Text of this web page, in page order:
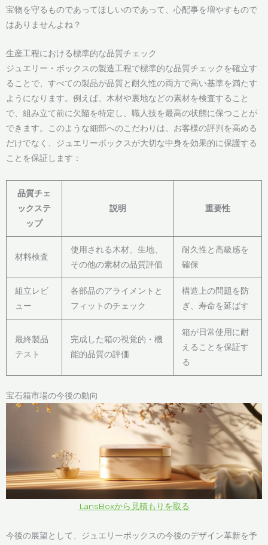
宝物を守るものであってほしいのであって、心配事を増やすもので
はありませんよね？
生産工程における標準的な品質チェック
ジュエリー・ボックスの製造工程で標準的な品質チェックを確立す
ることで、すべての製品が品質と耐久性の両方で高い基準を満たす
ようになります。例えば、木材や裏地などの素材を検査すること
で、組み立て前に欠陥を特定し、職人技を最高の状態に保つことが
できます。このような細部へのこだわりは、お客様の評判を高める
だけでなく、ジュエリーボックスが大切な中身を効果的に保護する
ことを保証します：
品質チェ
ックステ
ップ
説明 重要性
材料検査
使用される木材、生地、
その他の素材の品質評価
耐久性と高級感を
確保
組立レビ
ュー
各部品のアライメントと
フィットのチェック
構造上の問題を防
ぎ、寿命を延ばす
最終製品
テスト
完成した箱の視覚的・機
能的品質の評価
箱が日常使用に耐
えることを保証す
る
宝石箱市場の今後の動向
LansBoxから見積もりを取る
今後の展望として、ジュエリーボックスの今後のデザイン革新を予